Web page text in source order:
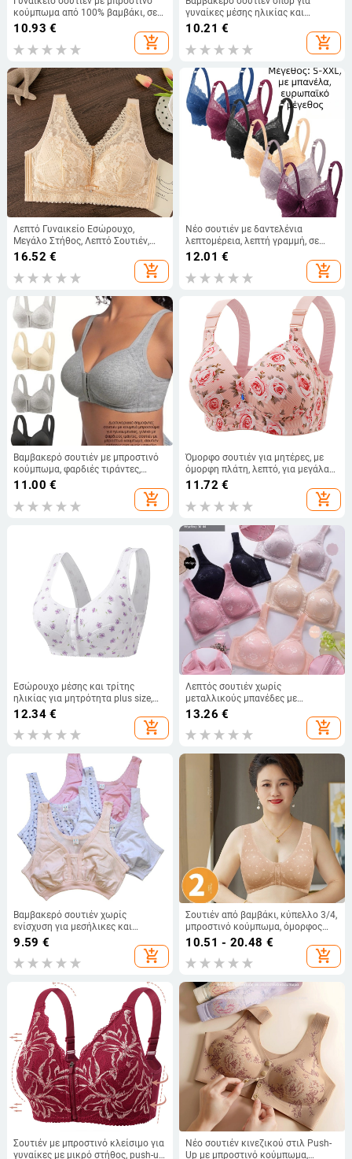
κούμπωμα από 100% βαμβάκι, σε
στυλ γιλέκο, χωρίς σύρμα, λεπτό
μεσήλικες και ηλικιωμένες
10.93 €
add_shopping_cart
γυναίκες μέσης ηλικίας και
ηλικιωμένες, με μπροστινό
εκτύπωση, χωρίς μεταλλικό σύρμα
10.21 €
add_shopping_cart
Λεπτό Γυναικείο Εσώρουχο,
Μεγάλο Στήθος, Λεπτό Σουτιέν,
Μεγάλα Μεγέθη, Άνετο Εσώρουχο
Σάντουιτς, Full Cup, Σουτιέν με
Σωλήνα, Αντιανεμικό
16.52 €
add_shopping_cart
Νέο σουτιέν με δαντελένια
λεπτομέρεια, λεπτή γραμμή, σε
Plus Size, ρυθμιζόμενες τιράντες,
αγκιστρώσεων, εσώρουχα μαμά
12.01 €
add_shopping_cart
Βαμβακερό σουτιέν με μπροστινό
κούμπωμα, φαρδιές τιράντες,
χωρίς μπανέλες, πλήρους
σχεδιασμένο για ηλικιωμένους
11.00 €
add_shopping_cart
Όμορφο σουτιέν για μητέρες, με
όμορφη πλάτη, λεπτό, για μεγάλα
μεγέθη, γυναικείο εσώρουχο
ελαφρύ, χωρίς σκελετό
11.72 €
add_shopping_cart
Εσώρουχο μέσης και τρίτης
ηλικίας για μητρότητα plus size,
λεπτό σουτιέν ύπνου με κουμπί
και push-up μπροστά, χωρίς
ατσάλινο δαχτυλίδι
12.34€
add_shopping_cart
Λεπτός σουτιέν χωρίς
μεταλλικούς μπανέδες με
μπροστινό κούμπωμα,
διαμόρφωση και ανύψωση για
μεσήλικες και ηλικιωμένες
13.26 €
add_shopping_cart
Βαμβακερό σουτιέν χωρίς
ενίσχυση για μεσήλικες και
ηλικιωμένες γυναίκες,
αναπνεύσιμο και λεπτό
9.59 €
add_shopping_cart
Σουτιέν από βαμβάκι, κύπελλο 3/4,
μπροστινό κούμπωμα, όμορφος
πίσω σχεδιασμός, push-up
10.51 - 20.48 €
add_shopping_cart
Σουτιέν με μπροστινό κλείσιμο για
γυναίκες με μικρό στήθος, push-up,
Νέο σουτιέν κινεζικού στιλ Push-
Up με μπροστινό κούμπωμα,